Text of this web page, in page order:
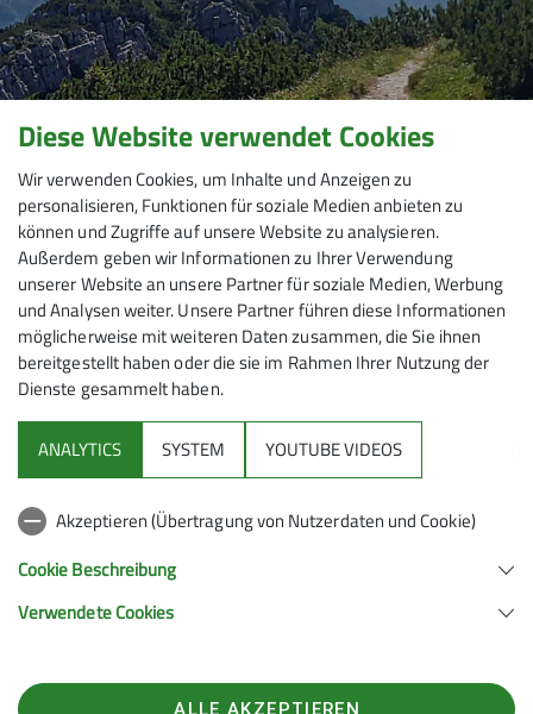
Mitmachen
Klettern
Service
63450 Hanau
Diese Website verwendet Cookies
Wir verwenden Cookies, um Inhalte und Anzeigen zu
personalisieren, Funktionen für soziale Medien anbieten zu
können und Zugriffe auf unsere Website zu analysieren.
Außerdem geben wir Informationen zu Ihrer Verwendung
unserer Website an unsere Partner für soziale Medien, Werbung
und Analysen weiter. Unsere Partner führen diese Informationen
möglicherweise mit weiteren Daten zusammen, die Sie ihnen
bereitgestellt haben oder die sie im Rahmen Ihrer Nutzung der
Dienste gesammelt haben.
ANALYTICS SYSTEM YOUTUBE VIDEOS
Akzeptieren (Übertragung von Nutzerdaten und Cookie)
Cookie Beschreibung
Verwendete Cookies
ALLE AKZEPTIEREN